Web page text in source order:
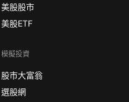
美股股市
美股ETF
模擬投資
股市大富翁
選股網